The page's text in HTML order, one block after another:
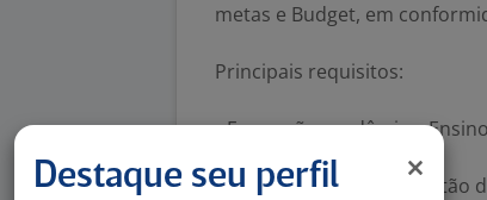
metas e Budget, em
Principais requisitos:
• Formação acadêmica:
ou áreas correlatas;
• Pós-graduação: em Gestão
Destaque seu perfil